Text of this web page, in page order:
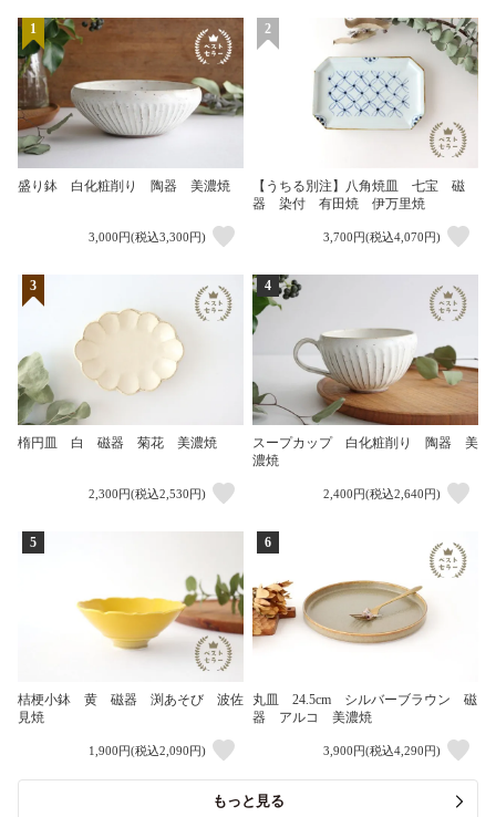
1
盛り鉢 白化粧削り 陶器 美濃焼
3,000円(税込3,300円)
2
【うちる別注】八角焼皿 七宝 磁
器 染付 有田焼 伊万里焼
3,700円(税込4,070円)
3
楕円皿 白 磁器 菊花 美濃焼
2,300円(税込2,530円)
4
スープカップ 白化粧削り 陶器 美
濃焼
2,400円(税込2,640円)
5
桔梗小鉢 黄 磁器 渕あそび 波佐
見焼
1,900円(税込2,090円)
6
丸皿 24.5cm シルバーブラウン 磁
器 アルコ 美濃焼
3,900円(税込4,290円)
もっと見る